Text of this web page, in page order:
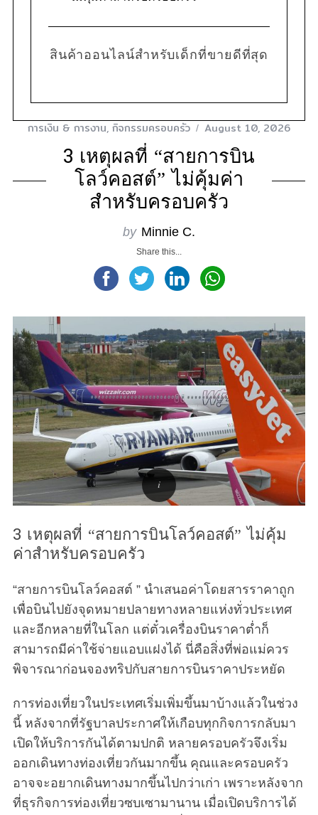
สินค้าออนไลน์สำหรับเด็กที่ขายดีที่สุด
การเงิน & การงาน, กิจกรรมครอบครัว August 10, 2026
3 เหตุผลที่ “สายการบิน
โลว์คอสต์” ไม่คุ้มค่า
สำหรับครอบครัว
by Minnie C.
Share this...
3 เหตุผลที่ “สายการบินโลว์คอสต์” ไม่คุ้ม
ค่าสำหรับครอบครัว
“สายการบินโลว์คอสต์ ” นำเสนอค่าโดยสารราคาถูก
เพื่อบินไปยังจุดหมายปลายทางหลายแห่งทั่วประเทศ
และอีกหลายที่ในโลก แต่ตั๋วเครื่องบินราคาต่ำก็
สามารถมีค่าใช้จ่ายแอบแฝงได้ นี่คือสิ่งที่พ่อแม่ควร
พิจารณาก่อนจองทริปกับสายการบินราคาประหยัด
การท่องเที่ยวในประเทศเริ่มเพิ่มขึ้นมาบ้างแล้วในช่วง
นี้ หลังจากที่รัฐบาลประกาศให้เกือบทุกกิจการกลับมา
เปิดให้บริการกันได้ตามปกติ หลายครอบครัวจึงเริ่ม
ออกเดินทางท่องเที่ยวกันมากขึ้น คุณและครอบครัว
อาจจะอยากเดินทางมากขึ้นไปกว่าเก่า เพราะหลังจาก
ที่ธุรกิจการท่องเที่ยวซบเซามานาน เมื่อเปิดบริการได้